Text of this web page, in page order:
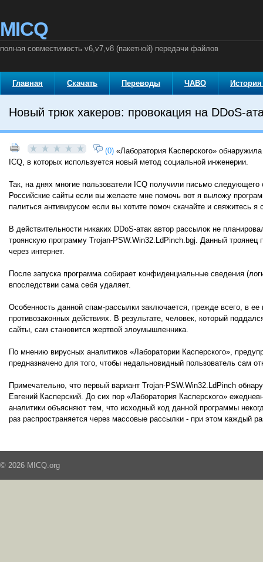
MICQ
полная совместимость v6,v7,v8 (пакетной) передачи файлов
Главная Скачать Переводы ЧАВО
Новый трюк хакеров: провокация на DDoS-
(0) «Лаборатория Касперского»
ICQ, в которых используется новый метод социальной инженерии.
Так, на днях многие пользователи ICQ получили письмо
Российские сайты если вы желаете мне помочь вот я выложу
палиться антивирусом если вы хотите помоч скачайте и свяжитесь
В действительности никаких DDoS-атак автор рассылок не
троянскую программу Trojan-PSW.Win32.LdPinch.bgj. Данный
через интернет.
После запуска программа собирает конфиденциальные сведения
впоследствии сама себя удаляет.
Особенность данной спам-рассылки заключается, прежде всего, в
противозаконных действиях. В результате, человек, который
сайты, сам становится жертвой злоумышленника.
По мнению вирусных аналитиков «Лаборатории Касперского»,
предназначено для того, чтобы недальновидный пользователь сам
Примечательно, что первый вариант Trojan-PSW.Win32.LdPinch
Евгений Касперский. До сих пор «Лаборатория Касперского»
аналитики объясняют тем, что исходный код данной программы
раз распространяется через массовые рассылки - при этом каждый
© 2026 MICQ.org